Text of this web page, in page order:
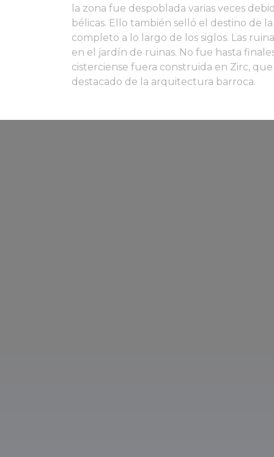
la zona fue despoblada varias veces
bélicas. Ello también selló el destino de
completo a lo largo de los siglos. Las
en el jardín de ruinas. No fue hasta
cisterciense fuera construida en Zirc,
destacado de la arquitectura barroca.